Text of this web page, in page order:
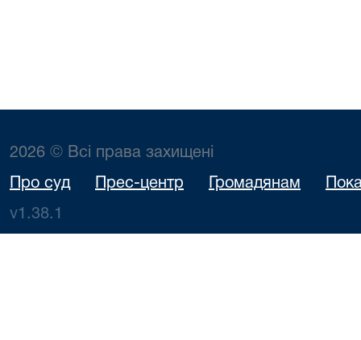
2026 © Всі права захищені
Про суд Прес-центр Громадянам
v1.38.1